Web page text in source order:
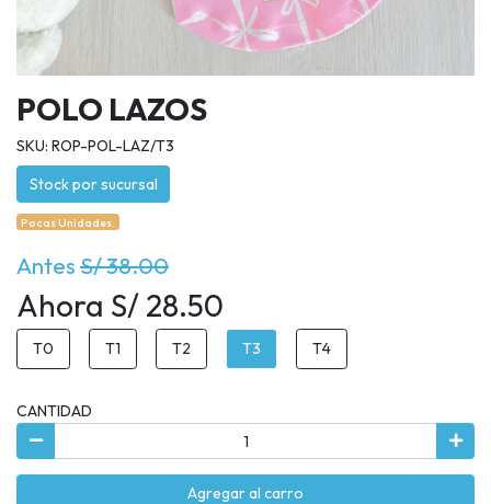
POLO LAZOS
SKU: ROP-POL-LAZ/T3
Stock por sucursal
Pocas Unidades.
AntesS/ 38.00
Ahora S/ 28.50
T0 T1 T2 T3 T4
CANTIDAD
Agregar al carro